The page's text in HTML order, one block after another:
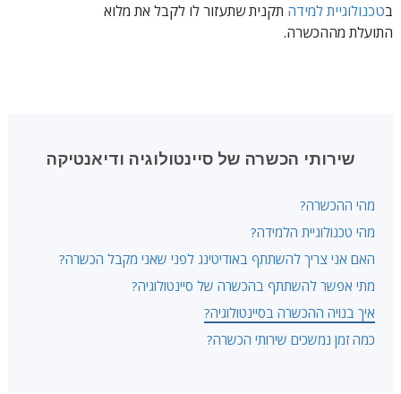
בטכנולוגיית למידה תקנית שתעזור לו לקבל את מלוא
התועלת מההכשרה.
שירותי הכשרה של סיינטולוגיה ודיאנטיקה
מהי ההכשרה?
מהי טכנולוגיית הלמידה?
האם אני צריך להשתתף באודיטינג לפני שאני מקבל הכשרה?
מתי אפשר להשתתף בהכשרה של סיינטולוגיה?
איך בנויה ההכשרה בסיינטולוגיה?
כמה זמן נמשכים שירותי הכשרה?